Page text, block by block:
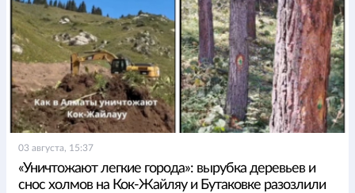
03 августа, 15:37
«Уничтожают легкие города»: вырубка деревьев и
снос холмов на Кок-Жайляу и Бутаковке разозлили